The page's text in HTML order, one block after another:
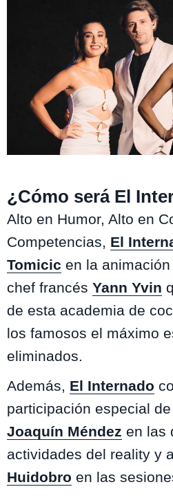
¿Cómo será El
Alto en Humor, Alto en
Competencias, El
Tomicic en la
chef francés Yann Yvin
de esta academia de
los famosos el máximo
eliminados.
Además, El Internado
participación especial de
Joaquín Méndez en las
actividades del reality y
Huidobro en las